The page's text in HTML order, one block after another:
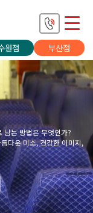
원점 부산점
남는 방법은 무엇인가?
다운 미소, 건강한 이미지,